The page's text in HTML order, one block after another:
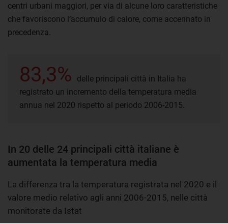
centri urbani maggiori, per via di alcune loro caratteristiche
che favoriscono l’accumulo di calore, come accennato in
precedenza.
83,3%
delle principali città in Italia ha
registrato un incremento della temperatura media
annua nel 2020 rispetto al periodo 2006-2015.
In 20 delle 24 principali città italiane è
aumentata la temperatura media
La differenza tra la temperatura registrata nel 2020 e il
valore medio relativo agli anni 2006-2015, nelle città
monitorate da Istat